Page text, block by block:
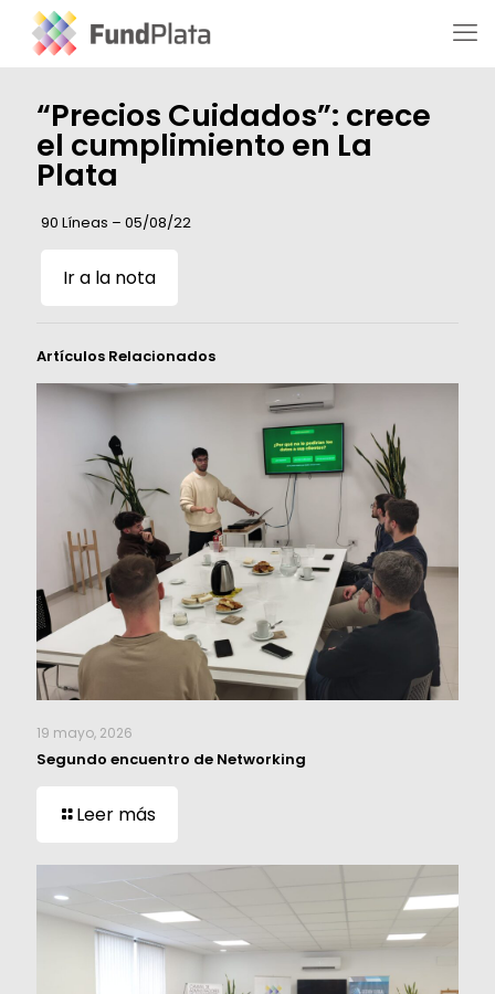
“Precios Cuidados”: crece
el cumplimiento en La
Plata
90 Líneas – 05/08/22
Ir a la nota
Artículos Relacionados
19 mayo, 2026
Segundo encuentro de Networking
Leer más